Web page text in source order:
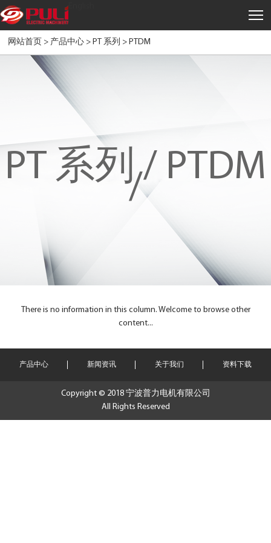
English
网站首页 > 产品中心 >PT 系列 >PTDM
PT 系列 / PTDM
/
There is no information in this column. Welcome to browse other
content...
产品中心 新闻资讯 关于我们 资料下载
Copyright © 2018 宁波普力电机有限公司
All Rights Reserved